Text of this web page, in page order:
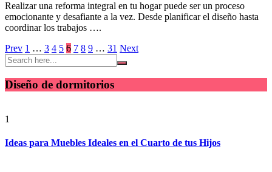
Realizar una reforma integral en tu hogar puede ser un proceso
emocionante y desafiante a la vez. Desde planificar el diseño hasta
coordinar los trabajos ….
Paginación
de
entradas
Prev 1 … 3 4 5 6 7 8 9 … 31 Next
Diseño de dormitorios
1
Ideas para Muebles Ideales en el Cuarto de tus Hijos